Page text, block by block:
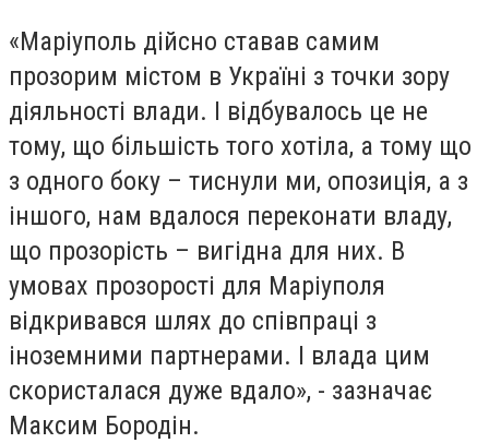
«Маріуполь дійсно ставав самим
прозорим містом в Україні з точки зору
діяльності влади. І відбувалось це не
тому, що більшість того хотіла, а тому що
з одного боку – тиснули ми, опозиція, а з
іншого, нам вдалося переконати владу,
що прозорість – вигідна для них. В
умовах прозорості для Маріуполя
відкривався шлях до співпраці з
іноземними партнерами. І влада цим
скористалася дуже вдало», - зазначає
Максим Бородін.